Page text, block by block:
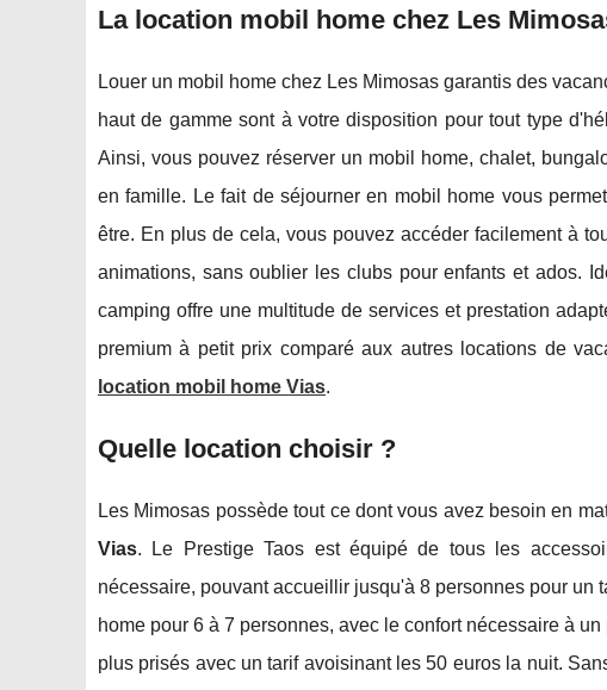
La location mobil home chez Les
Louer un mobil home chez Les Mimosas garantis des
haut de gamme sont à votre disposition pour tout type
Ainsi, vous pouvez réserver un mobil home, chalet,
en famille. Le fait de séjourner en mobil home vous
être. En plus de cela, vous pouvez accéder facilement à
animations, sans oublier les clubs pour enfants et ados.
camping offre une multitude de services et prestation
premium à petit prix comparé aux autres locations de
location mobil home Vias.
Quelle location choisir ?
Les Mimosas possède tout ce dont vous avez besoin en
Vias. Le Prestige Taos est équipé de tous les
nécessaire, pouvant accueillir jusqu'à 8 personnes pour un
home pour 6 à 7 personnes, avec le confort nécessaire à
plus prisés avec un tarif avoisinant les 50 euros la nuit.